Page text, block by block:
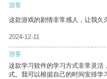
游客
这款游戏的剧情非常感人，让我久
2024-12-11
游客
这款学习软件的学习方式非常灵活
式。我可以根据自己的时间安排学